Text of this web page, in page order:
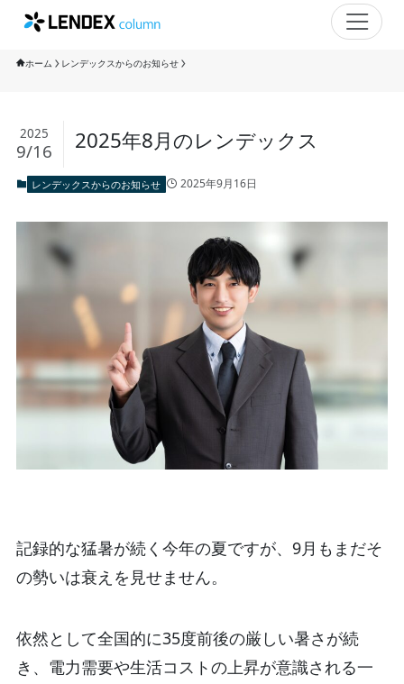
ホーム レンデックスからのお知らせ
2025年8月のレンデックス
2025
9/16
レンデックスからのお知らせ 2025年9月16日
記録的な猛暑が続く今年の夏ですが、9月もまだそ
の勢いは衰えを見せません。
依然として全国的に35度前後の厳しい暑さが続
き、電力需要や生活コストの上昇が意識される一